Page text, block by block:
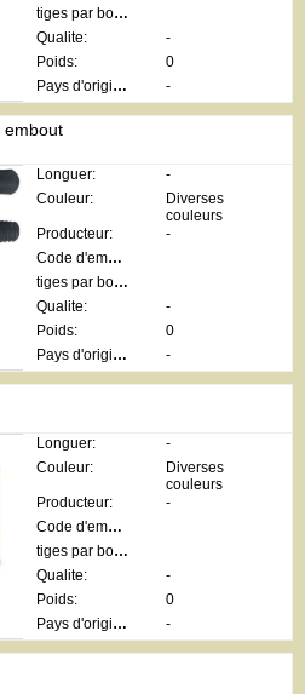
tiges par botte:
Qualite:
-
Poids:
0
Pays d'origine:
-
embout
Longuer:
-
Couleur:
Diverses
couleurs
Producteur:
-
Code d'emballage:
tiges par botte:
Qualite:
-
Poids:
0
Pays d'origine:
-
Longuer:
-
Couleur:
Diverses
couleurs
Producteur:
-
Code d'emballage:
tiges par botte:
Qualite:
-
Poids:
0
Pays d'origine:
-